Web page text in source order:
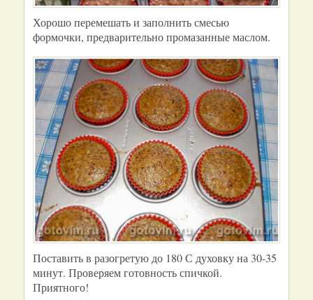
Хорошо перемешать и заполнить смесью
формочки, предварительно промазанные маслом.
Поставить в разогретую до 180 С духовку на 30-35
минут. Проверяем готовность спичкой.
Приятного!